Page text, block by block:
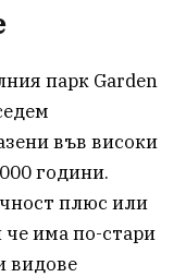
парк Garden
във високи
години.
плюс или
има по-стари
видове